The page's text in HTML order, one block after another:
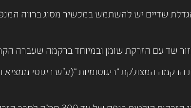
שדיים יש להשתמש במכשיר מסוג ברווה
שד עם הזרקת שומן ובמיוחד ברקמה שעברה
המצולקת “ריגוטומיות “(ע”ש ריגוטי